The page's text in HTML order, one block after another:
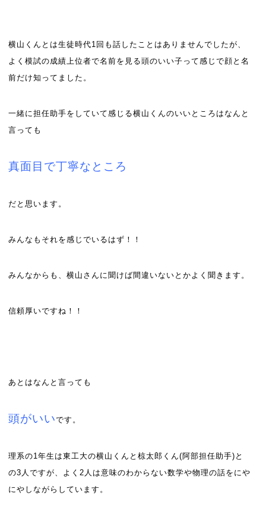
横山くんとは生徒時代1 回も話したことはありませんでしたが、
よく模試の成績上位者で名前を見る頭のいい子って感じで顔と名
前だけ知ってました。
一緒に担任助手をしていて感じる横山くんのいいところはなんと
言っても
真面目で丁寧なところ
だと思います。
みんなもそれを感じでいるはず！！
みんなからも、横山さんに聞けば間違いないとかよく聞きます。
信頼厚いですね！！
あとはなんと言っても
頭がいいです。
理系の1年生は東工大の横山くんと椋太郎くん(阿部担任助手)と
の3 人ですが、よく 2 人は意味のわからない数学や物理の話をにや
にやしながらしています。